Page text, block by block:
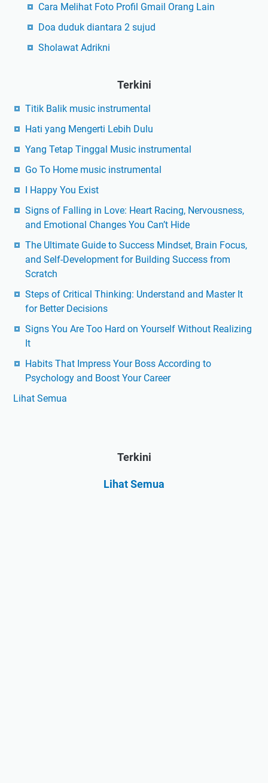
Cara Melihat Foto Profil Gmail Orang Lain
Doa duduk diantara 2 sujud
Sholawat Adrikni
Terkini
Titik Balik music instrumental
Hati yang Mengerti Lebih Dulu
Yang Tetap Tinggal Music instrumental
Go To Home music instrumental
I Happy You Exist
Signs of Falling in Love: Heart Racing, Nervousness,
and Emotional Changes You Can’t Hide
The Ultimate Guide to Success Mindset, Brain Focus,
and Self-Development for Building Success from
Scratch
Steps of Critical Thinking: Understand and Master It
for Better Decisions
Signs You Are Too Hard on Yourself Without Realizing
It
Habits That Impress Your Boss According to
Psychology and Boost Your Career
Lihat Semua
Terkini
Lihat Semua